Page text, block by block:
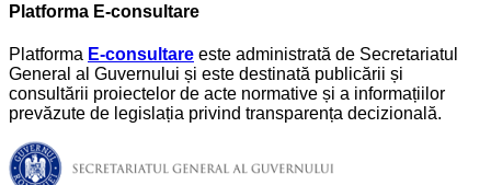
Platforma E-consultare
Platforma E-consultare este administrată de Secretariatul
General al Guvernului și este destinată publicării și
consultării proiectelor de acte normative și a informațiilor
prevăzute de legislația privind transparența decizională.